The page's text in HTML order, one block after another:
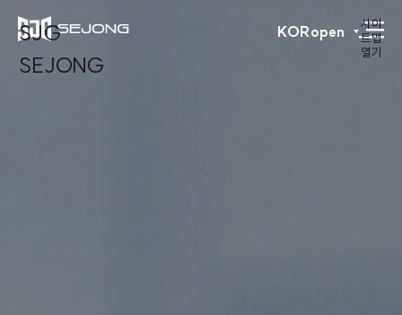
SJG
SEJONG
KORopen
사이
트맵
열기